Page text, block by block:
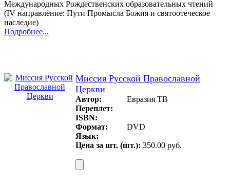
Международных Рождественских образовательных чтений
(IV направление: Пути Промысла Божия и святоотеческое
наследие)
Подробнее...
Миссия Русской Православной
Церкви
Автор:
Евразия ТВ
Переплет:
ISBN:
Формат:
DVD
Язык:
Цена за шт. (шт.): 350.00 руб.